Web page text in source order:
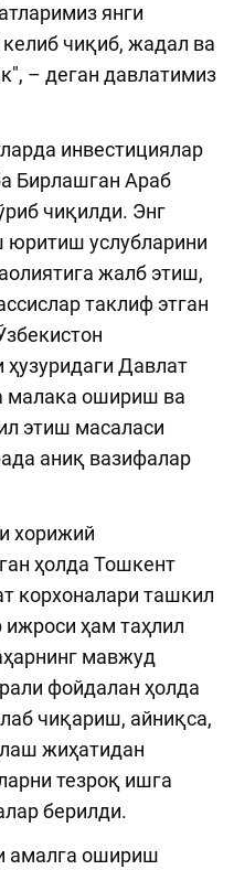
янги
чиқиб, жадал ва
– деган давлатимиз
инвестициялар
Бирлашган Араб
чиқилди. Энг
услубларини
жалб этиш,
таклиф этган
ҳузуридаги Давлат
малака ошириш ва
этиш масаласи
аниқ вазифалар
хорижий
ҳолда Тошкент
корхоналари ташкил
ҳам таҳлил
мавжуд
фойдалан ҳолда
чиқариш, айниқса,
жиҳатидан
тезроқ ишга
берилди.
амалга ошириш